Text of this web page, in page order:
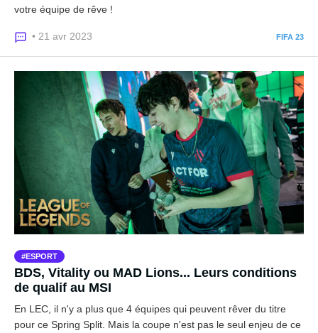
votre équipe de rêve !
• 21 avr 2023 FIFA 23
ESPORT
BDS, Vitality ou MAD Lions... Leurs conditions
de qualif au MSI
En LEC, il n'y a plus que 4 équipes qui peuvent rêver du titre
pour ce Spring Split. Mais la coupe n'est pas le seul enjeu de ce